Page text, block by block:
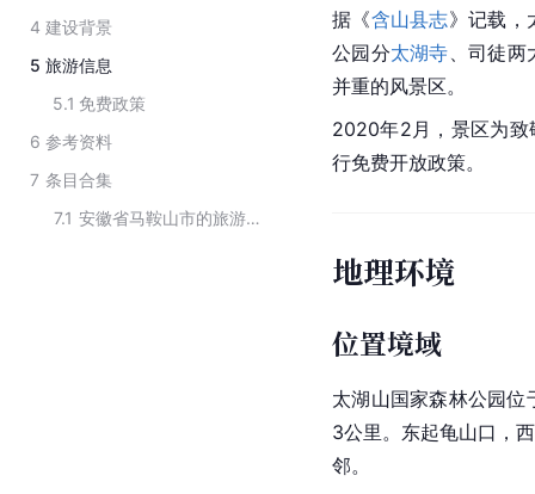
4 建设背景
5 旅游信息
5.1 免费政策
6 参考资料
7 条目合集
7.1
安徽省马鞍山市的旅游景点
据《含山县志》记载，
公园分太湖寺 、司徒
并重的风景区。
2020年2月，景区为致
行免费开放政策。
地理环境
位置境域
太湖山国家森林公园位
3公里。东起龟山口，
邻。